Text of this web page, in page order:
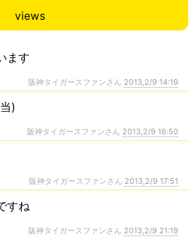
views
ます
阪神タイガースファンさん 2013,2/9 14:19
)
阪神タイガースファンさん 2013,2/9 16:50
阪神タイガースファンさん 2013,2/9 17:51
すね
阪神タイガースファンさん 2013,2/9 21:19